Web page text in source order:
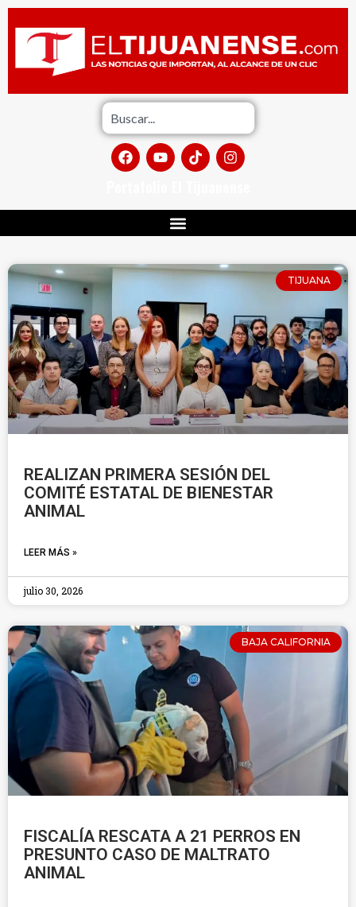
TIJUANA
REALIZAN PRIMERA SESIÓN DEL
COMITÉ ESTATAL DE BIENESTAR
ANIMAL
LEER MÁS »
julio 30, 2026
BAJA CALIFORNIA
FISCALÍA RESCATA A 21 PERROS EN
PRESUNTO CASO DE MALTRATO
ANIMAL